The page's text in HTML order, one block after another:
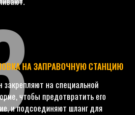
НА ЗАПРАВОЧНУЮ СТАНЦИЮ
закрепляют на специальной
чтобы предотвратить его
и подсоединяют шланг для